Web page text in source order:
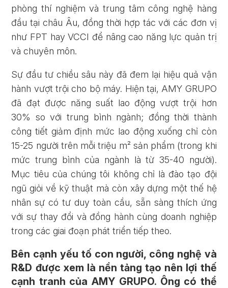
phòng thí nghiệm và trung tâm công nghệ hàng
đầu tại châu Âu, đồng thời hợp tác với các đơn vị
như FPT hay VCCI để nâng cao năng lực quản trị
và chuyên môn.
Sự đầu tư chiều sâu này đã đem lại hiệu quả vận
hành vượt trội cho bộ máy. Hiện tại, AMY GRUPO
đã đạt được năng suất lao động vượt trội hơn
30% so với trung bình ngành; đồng thời thành
công tiết giảm định mức lao động xuống chỉ còn
15-25 người trên mỗi triệu m² sản phẩm (trong khi
mức trung bình của ngành là từ 35-40 người).
Mục tiêu của chúng tôi không chỉ là đào tạo đội
ngũ giỏi về kỹ thuật mà còn xây dựng một thế hệ
nhân sự có tư duy toàn cầu, sẵn sàng thích ứng
với sự thay đổi và đồng hành cùng doanh nghiệp
trong các giai đoạn phát triển tiếp theo.
Bên cạnh yếu tố con người, công nghệ và
R&D được xem là nền tảng tạo nên lợi thế
cạnh tranh của AMY GRUPO. Ông có thể